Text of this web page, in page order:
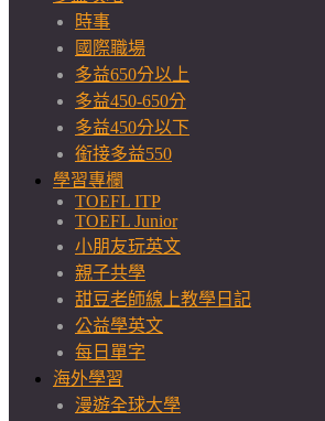
時事
國際職場
多益650分以上
多益450-650分
多益450分以下
銜接多益550
學習專欄
TOEFL ITP
TOEFL Junior
小朋友玩英文
親子共學
甜豆老師線上教學日記
公益學英文
每日單字
海外學習
漫遊全球大學